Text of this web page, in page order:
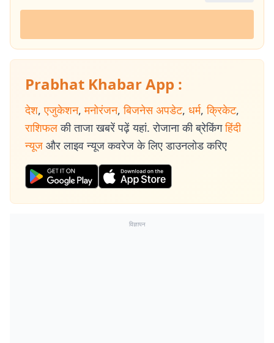
Prabhat Khabar App :
देश, एजुकेशन, मनोरंजन, बिजनेस अपडेट, धर्म, क्रिकेट,
राशिफल की ताजा खबरें पढ़ें यहां. रोजाना की ब्रेकिंग हिंदी
न्यूज और लाइव न्यूज कवरेज के लिए डाउनलोड करिए
विज्ञापन